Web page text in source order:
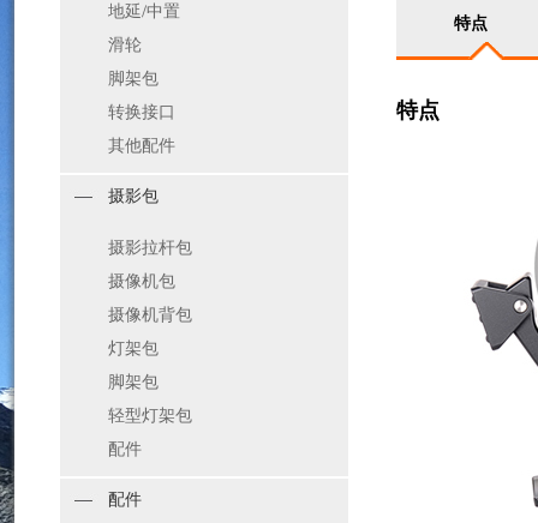
地延/中置
滑轮
脚架包
转换接口
其他配件
摄影包
摄影拉杆包
摄像机包
摄像机背包
灯架包
脚架包
轻型灯架包
配件
配件
特点
特点